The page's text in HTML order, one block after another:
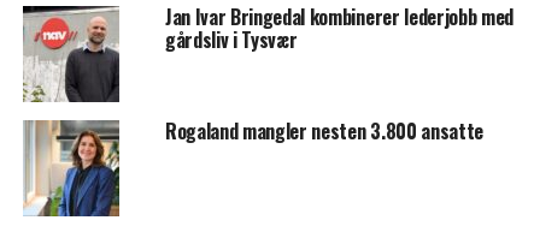
Jan Ivar Bringedal kombinerer lederjobb med
gårdsliv i Tysvær
Rogaland mangler nesten 3.800 ansatte